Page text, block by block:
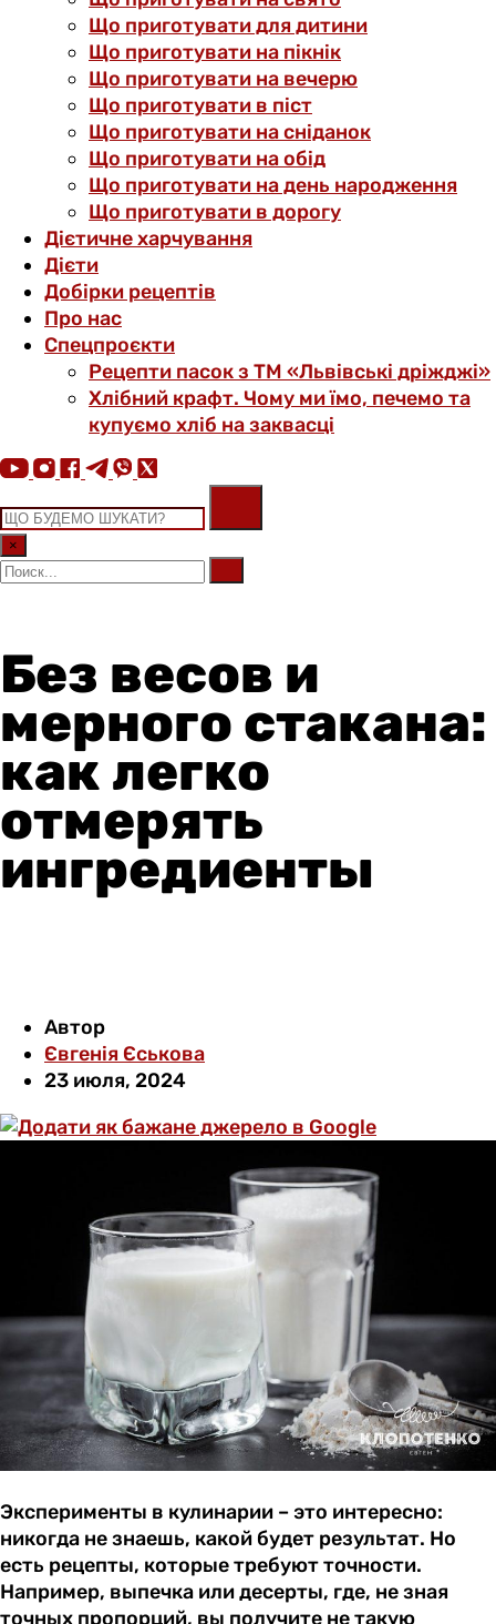
Що приготувати для дитини
Що приготувати на пікнік
Що приготувати на вечерю
Що приготувати в піст
Що приготувати на сніданок
Що приготувати на обід
Що приготувати на день народження
Що приготувати в дорогу
Дієтичне харчування
Дієти
Добірки рецептів
Про нас
Спецпроєкти
Рецепти пасок з ТМ «Львівські дріжджі»
Хлібний крафт. Чому ми їмо, печемо та
купуємо хліб на заквасці
×
Без весов и
мерного стакана:
как легко
отмерять
ингредиенты
Автор
Євгенія Єськова
23 июля, 2024
Эксперименты в кулинарии – это интересно:
никогда не знаешь, какой будет результат. Но
есть рецепты, которые требуют точности.
Например, выпечка или десерты, где, не зная
точных пропорций, вы получите не такую